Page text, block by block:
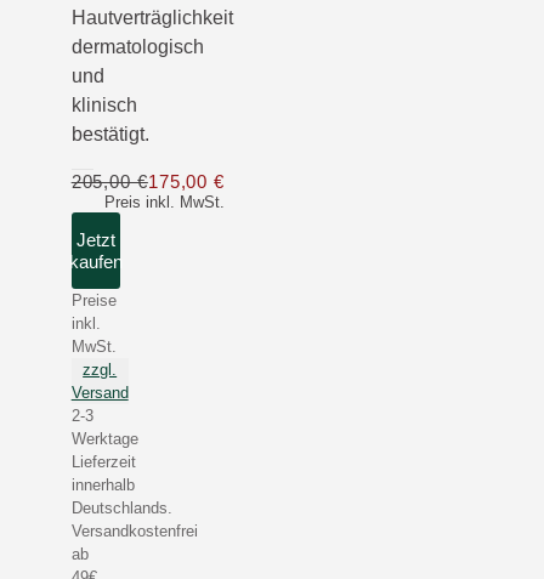
Hautverträglichkeit
dermatologisch
und
klinisch
bestätigt.
Preis inkl. MwSt.
205,00 €175,00 €Nur 175,00 € statt 205,00 €
Jetzt
kaufen
Preise
inkl.
MwSt.
zzgl.
Versand
2-3
Werktage
Lieferzeit
innerhalb
Deutschlands.
Versandkostenfrei
ab